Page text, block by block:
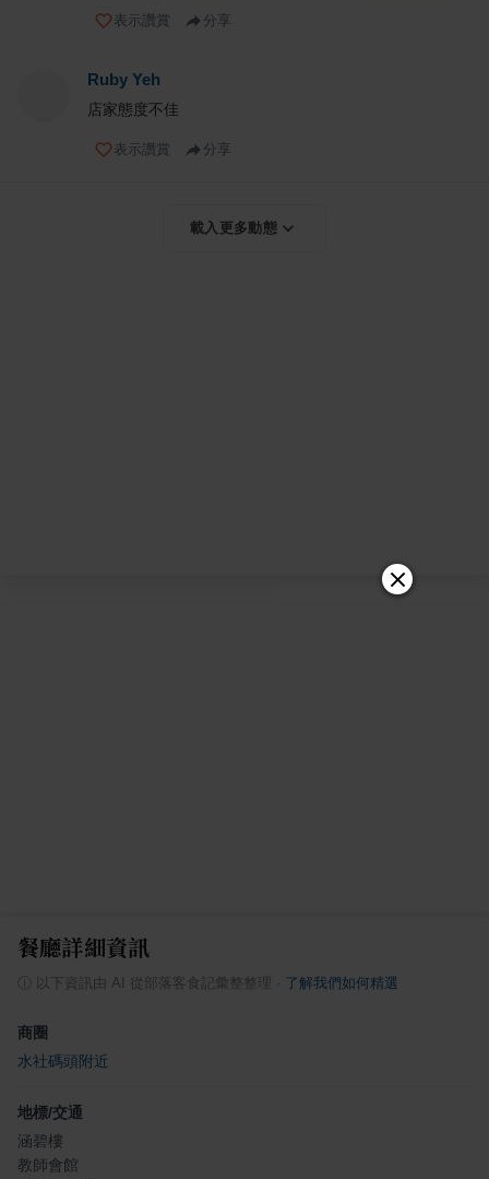
表示讚賞 分享
Ruby Yeh
店家態度不佳
表示讚賞 分享
載入更多動態
餐廳詳細資訊
以下資訊由 AI 從部落客食記彙整整理 了解我們如何精選
商圈
水社碼頭附近
地標/交通
涵碧樓
教師會館